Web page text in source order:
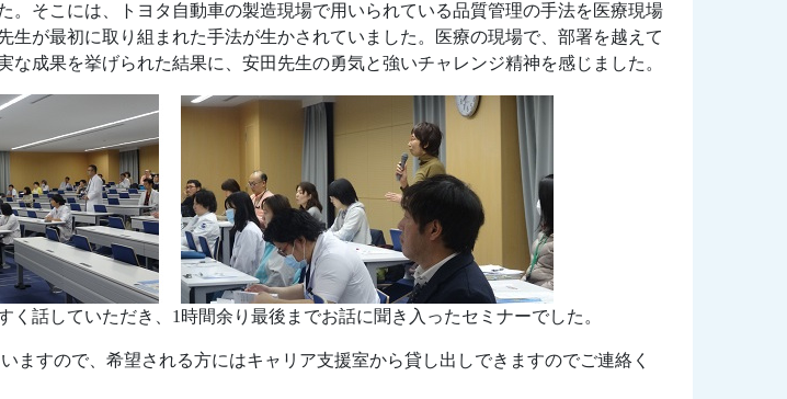
。そこには、トヨタ自動車の製造現場で用いられている品質管理の手法を医療現場
生が最初に取り組まれた手法が生かされていました。医療の現場で、部署を越えて
な成果を挙げられた結果に、安田先生の勇気と強いチャレンジ精神を感じました。
話していただき、1時間余り最後までお話に聞き入ったセミナーでした。
ますので、希望される方にはキャリア支援室から貸し出しできますのでご連絡く